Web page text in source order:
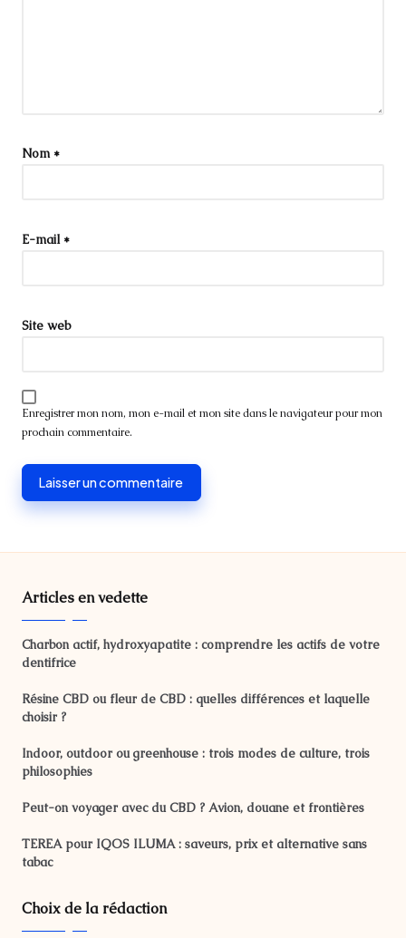
Nom *
E-mail *
Site web
Enregistrer mon nom, mon e-mail et mon site dans le navigateur pour mon
prochain commentaire.
Articles en vedette
Charbon actif, hydroxyapatite : comprendre les actifs de votre
dentifrice
Résine CBD ou fleur de CBD : quelles différences et laquelle
choisir ?
Indoor, outdoor ou greenhouse : trois modes de culture, trois
philosophies
Peut-on voyager avec du CBD ? Avion, douane et frontières
TEREA pour IQOS ILUMA : saveurs, prix et alternative sans
tabac
Choix de la rédaction